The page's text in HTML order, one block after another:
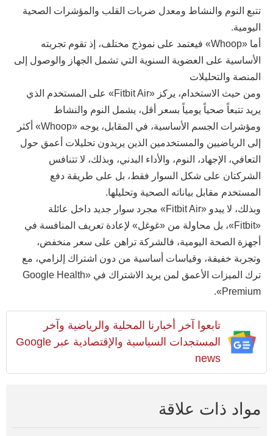
تتبع النوم والنشاط ومعدل ضربات القلب والمؤشرات الصحية
اليومية.
أما «Whoop» فيعتمد على نموذج مختلف، إذ تقوم تجربته
الأساسية على العضوية السنوية التي تشمل الجهاز والوصول إلى
المنصة والتحليلات
ومن حيث الاستخدام، يركز «Fitbit Air» على المستخدم الذي
يريد تتبعاً صحياً يومياً بسعر أقل، يشمل النوم والنشاط
ومؤشرات الجسم الأساسية، في المقابل، يوجه «Whoop» أكثر
إلى الرياضيين والمستخدمين الذين يريدون تحليلات أعمق حول
التعافي، الإجهاد، النوم، والأداء البدني، وبذلك، لا تتنافس
الشركتان على شكل السوار فقط، بل على طريقة دفع
المستخدم مقابل بياناته الصحية وتحليلها.
وبذلك، لا يبدو «Fitbit Air» مجرد سوار جديد داخل عائلة
«Fitbit»، بل محاولة من «غوغل» لإعادة تعريف المنافسة في
أجهزة الصحة اليومية، فالشركة تراهن على سعر منخفض،
وتجربة خفيفة، وقياسات أساسية من دون اشتراك إلزامي، مع
ترك الميزات الأعمق لمن يريد الاشتراك في «Google Health
Premium».
تابعوا آخر أخبارنا المحلية والرياضية وآخر
المستجدات السياسية والإقتصادية عبر Google
news
مواد ذات علاقة